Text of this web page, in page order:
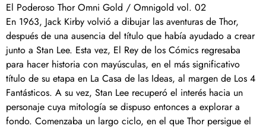
El Poderoso Thor Omni Gold / Omnigold vol. 02
En 1963, Jack Kirby volvió a dibujar las aventuras de Thor,
después de una ausencia del título que había ayudado a crear
junto a Stan Lee. Esta vez, El Rey de los Cómics regresaba
para hacer historia con mayúsculas, en el más significativo
título de su etapa en La Casa de las Ideas, al margen de Los 4
Fantásticos. A su vez, Stan Lee recuperó el interés hacia un
personaje cuya mitología se dispuso entonces a explorar a
fondo. Comenzaba un largo ciclo, en el que Thor persigue el